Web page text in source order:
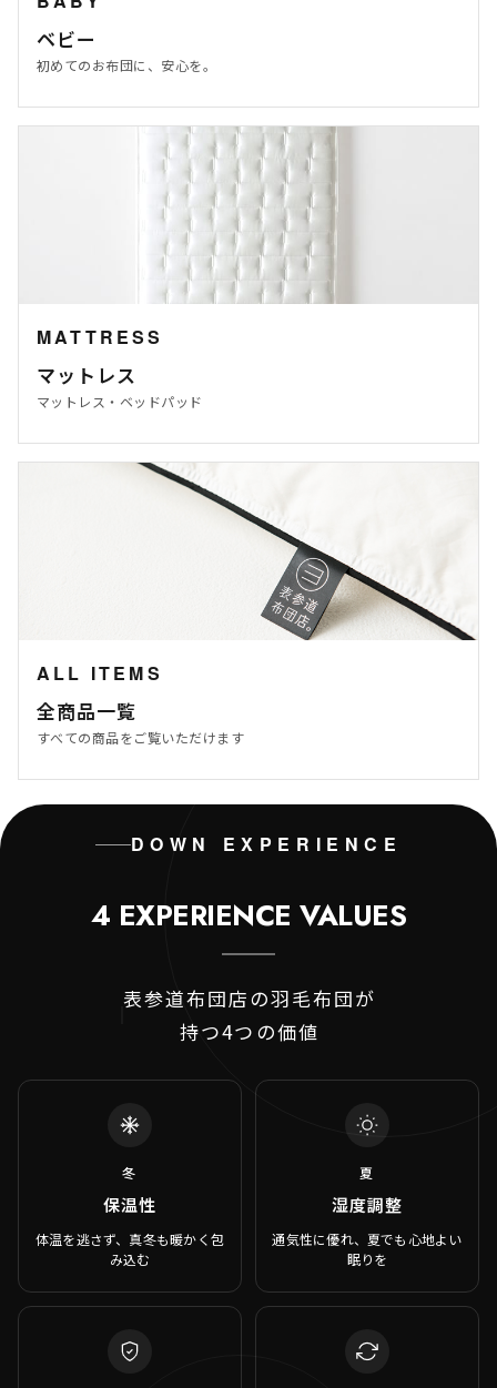
ベビー
初めてのお布団に、安心を。
MATTRESS
マットレス
マットレス・ベッドパッド
ALL ITEMS
全商品一覧
すべての商品をご覧いただけます
DOWN EXPERIENCE
4 EXPERIENCE VALUES
表参道布団店の羽毛布団が
持つ4つの価値
冬
保温性
体温を逃さず、真冬も暖かく包
み込む
夏
湿度調整
通気性に優れ、夏でも心地よい
眠りを